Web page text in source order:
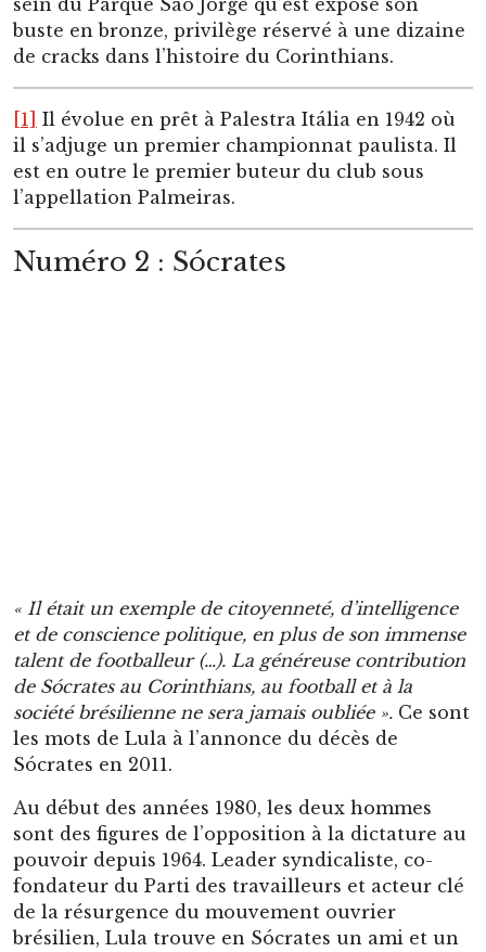
Numéro 2 : Sócrates
sont des figures de l’opposition à la dictature au
pouvoir depuis 1964. Leader syndicaliste, co-
fondateur du Parti des travailleurs et acteur clé
de la résurgence du mouvement ouvrier
brésilien, Lula trouve en Sócrates un ami et un
relai dans son combat politique. Avec Zé Maria,
Wladimir et Casagrande,
une équipe en autogestion capable de conquérir
des titres, bras d’honneur au despotisme des
dirigeants de clubs et à la junte militaire au
bout du rouleau. Quand cette dernière
entrouvre la perspective d’élections libres, en
1983, naît le mouvement de contestation Diretas